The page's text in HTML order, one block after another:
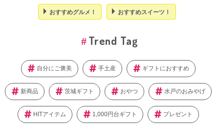
おすすめグルメ！ おすすめスイーツ！
Trend Tag
自分にご褒美 手土産 ギフトにおすすめ
新商品 茨城ギフト おやつ 水戸のおみやげ
HITアイテム 1,000円台ギフト プレゼント